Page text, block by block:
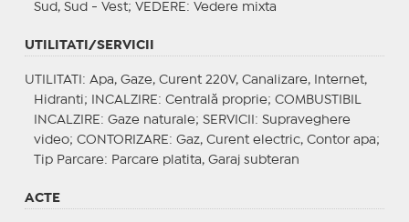
Sud, Sud - Vest; VEDERE : Vedere mixta
UTILITATI/SERVICII
UTILITATI : Apa, Gaze, Curent 220V, Canalizare, Internet,
Hidranti;
INCALZIRE : Centrală proprie; COMBUSTIBIL
INCALZIRE : Gaze naturale; SERVICII : Supraveghere
video; CONTORIZARE : Gaz, Curent electric, Contor apa;
Tip Parcare: Parcare platita, Garaj subteran
ACTE